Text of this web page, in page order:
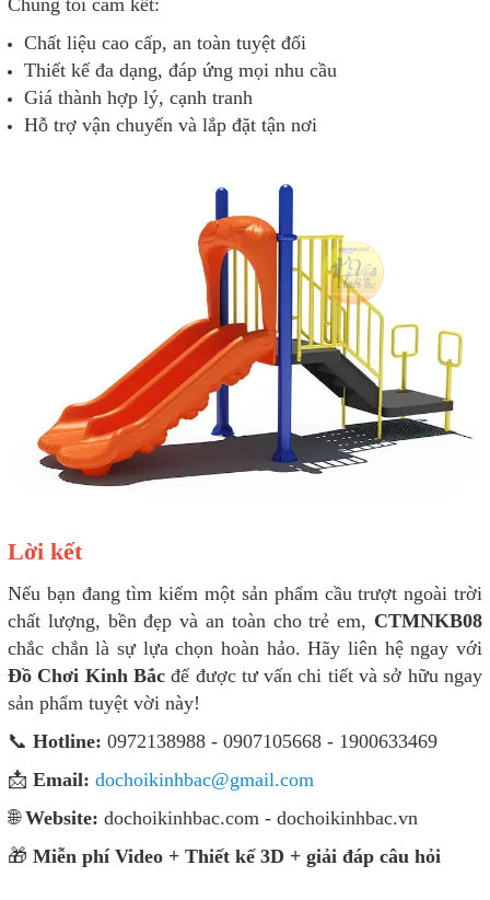
Chúng tôi cam kết:
Chất liệu cao cấp, an toàn tuyệt đối
Thiết kế đa dạng, đáp ứng mọi nhu cầu
Giá thành hợp lý, cạnh tranh
Hỗ trợ vận chuyển và lắp đặt tận nơi
Lời kết
Nếu bạn đang tìm kiếm một sản phẩm cầu trượt ngoài trời
chất lượng, bền đẹp và an toàn cho trẻ em, CTMNKB08
chắc chắn là sự lựa chọn hoàn hảo. Hãy liên hệ ngay với
Đồ Chơi Kinh Bắcđể được tư vấn chi tiết và sở hữu ngay
sản phẩm tuyệt vời này!
📞 Hotline: 0972138988 - 0907105668 - 1900633469
📩 Email: dochoikinhbac@gmail.com
🌐Website: dochoikinhbac.com - dochoikinhbac.vn
🎁 Miễn phí Video + Thiết kế 3D + giải đáp câu hỏi